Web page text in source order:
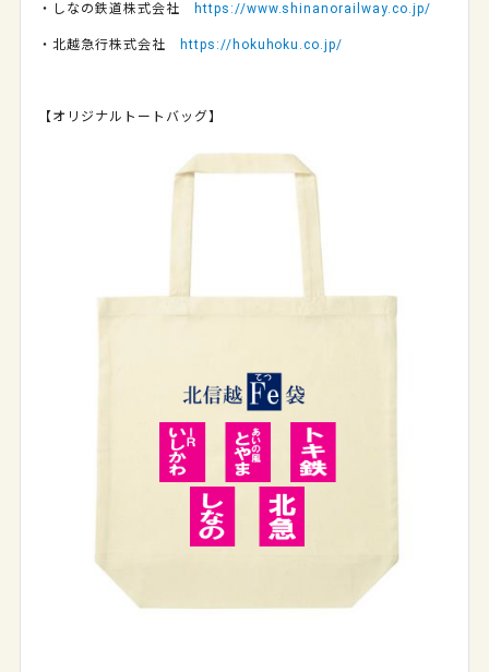
・しなの鉄道株式会社 https://www.shinanorailway.co.jp/
・北越急行株式会社 https://hokuhoku.co.jp/
【オリジナルトートバッグ】